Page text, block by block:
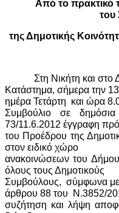
Από το πρακτικό
του
της Δημοτικής
Στη Νικήτη και στο
Κατάστημα, σήμερα την 13
ημέρα Τετάρτη και ώρα
Συμβούλιο σε
73/11.6.2012 έγγραφη
του Προέδρου της
στον ειδικό χώρο
ανακοινώσεων του Δήμου
όλους τους Δημοτικούς
Συμβούλους, σύμφωνα με
άρθρου 88 του
Ν.3852/
συζήτηση και λήψη